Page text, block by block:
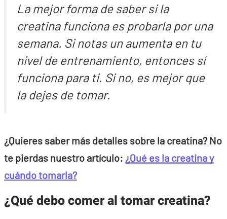
La mejor forma de saber si la
creatina funciona es probarla por una
semana. Si notas un aumenta en tu
nivel de entrenamiento, entonces sí
funciona para ti. Si no, es mejor que
la dejes de tomar.
¿Quieres saber más detalles sobre la creatina? No
te pierdas nuestro artículo: ¿Qué es la creatina y
cuándo tomarla?
¿Qué debo comer al tomar creatina?